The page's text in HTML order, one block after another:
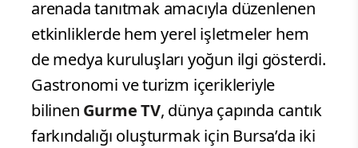
arenada tanıtmak amacıyla düzenlenen
etkinliklerde hem yerel işletmeler hem
de medya kuruluşları yoğun ilgi gösterdi.
Gastronomi ve turizm içerikleriyle
bilinen Gurme TV, dünya çapında cantık
farkındalığı oluşturmak için Bursa’da iki